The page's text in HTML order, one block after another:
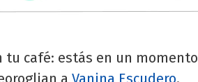
tu café: estás en un momento
a Vanina Escudero.